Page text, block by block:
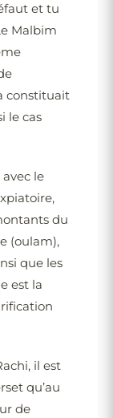
et tu
Malbim
constituait
le cas
avec le
du
(oulam),
que les
est la
il est
qu’au
de